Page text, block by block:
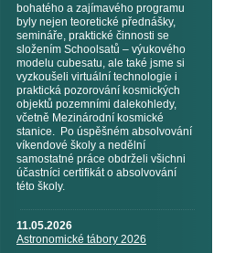
bohatého a zajímavého programu
byly nejen teoretické přednášky,
semináře, praktické činnosti se
složením Schoolsatů – výukového
modelu cubesatu, ale také jsme si
vyzkoušeli virtuální technologie i
praktická pozorování kosmických
objektů pozemními dalekohledy,
včetně Mezinárodní kosmické
stanice. Po úspěšném absolvování
víkendové školy a nedělní
samostatné práce obdrželi všichni
účastníci certifikát o absolvování
této školy.
11.05.2026
Astronomické tábory 2026